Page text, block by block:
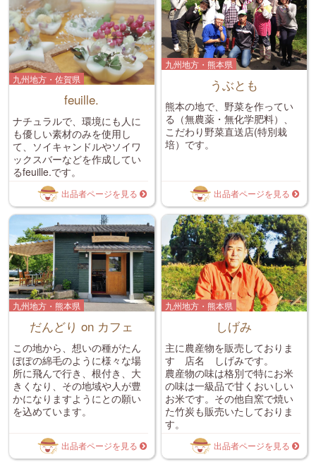
九州地方・佐賀県
feuille.
ナチュラルで、環境にも人に
も優しい素材のみを使用し
て、ソイキャンドルやソイワ
ックスバーなどを作成してい
るfeuille.です。
出品者ページを見る
九州地方・熊本県
うぶとも
熊本の地で、野菜を作ってい
る（無農薬・無化学肥料）、
こだわり野菜直送店(特別栽
培）です。
出品者ページを見る
九州地方・熊本県
だんどり on カフェ
この地から、想いの種がたん
ぽぽの綿毛のように様々な場
所に飛んで行き、根付き、大
きくなり、その地域や人が豊
かになりますようにとの願い
を込めています。
出品者ページを見る
九州地方・熊本県
しげみ
主に農産物を販売しておりま
す 店名 しげみです。
農産物の味は格別で特にお米
の味は一級品で甘くおいしい
お米です。その他自窯で焼い
た竹炭も販売いたしておりま
す。
出品者ページを見る